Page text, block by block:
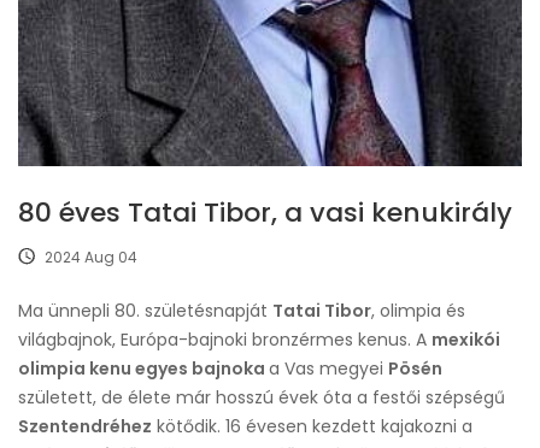
80 éves Tatai Tibor, a vasi kenukirály
2024 Aug 04
Ma ünnepli 80. születésnapját Tatai Tibor, olimpia és
világbajnok, Európa-bajnoki bronzérmes kenus. A mexikói
olimpia kenu egyes bajnoka a Vas megyei Pösén
született, de élete már hosszú évek óta a festői szépségű
Szentendréhez kötődik. 16 évesen kezdett kajakozni a